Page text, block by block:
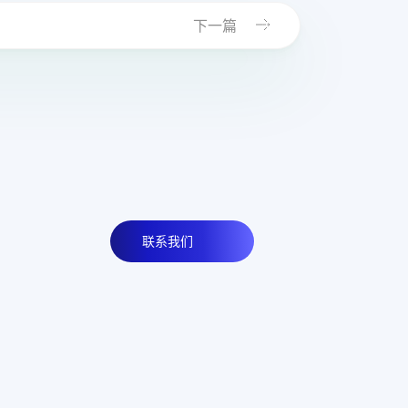
下一篇
联系我们